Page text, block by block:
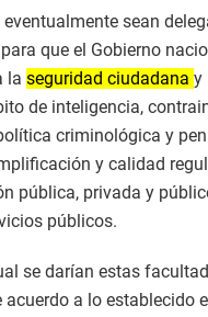
sean
que el Gobierno
la seguridad ciudadana y
de inteligencia,
criminológica y
y calidad
pública, privada y
públicos.
se darían estas
acuerdo a lo establecido